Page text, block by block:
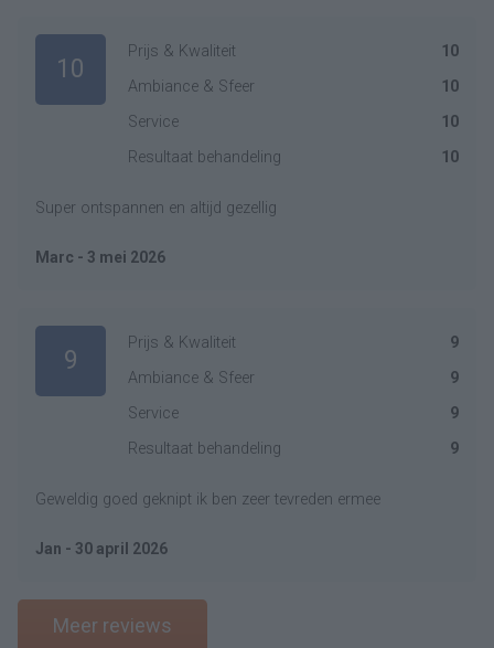
10
Prijs & Kwaliteit
10
Ambiance & Sfeer
10
Service
10
Resultaat behandeling
10
Super ontspannen en altijd gezellig
Marc - 3 mei 2026
9
Prijs & Kwaliteit
9
Ambiance & Sfeer
9
Service
9
Resultaat behandeling
9
Geweldig goed geknipt ik ben zeer tevreden ermee
Jan - 30 april 2026
Meer reviews